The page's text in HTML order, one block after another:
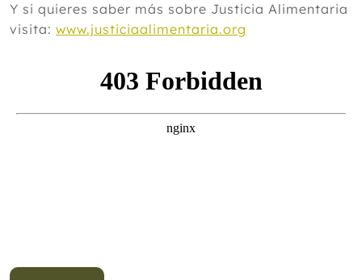
Y si quieres saber más sobre Justicia Alimentaria
visita: www.justiciaalimentaria.org